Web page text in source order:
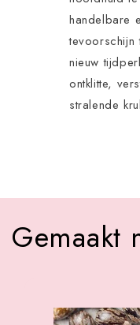
handelbare
tevoorschijn
nieuw
ontklitte,
stralende
Gemaakt